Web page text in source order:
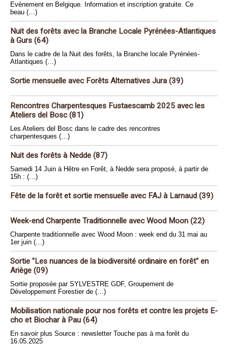
Evènement en Belgique. Information et inscription gratuite. Ce
beau (…)
Nuit des forêts avec la Branche Locale Pyrénées-Atlantiques
à Gurs (64)
Dans le cadre de la Nuit des forêts, la Branche locale Pyrénées-
Atlantiques (…)
Sortie mensuelle avec Forêts Alternatives Jura (39)
Rencontres Charpentesques Fustaescamb 2025 avec les
Ateliers del Bosc (81)
Les Ateliers del Bosc dans le cadre des rencontres
charpentesques (…)
Nuit des forêts à Nedde (87)
Samedi 14 Juin à Hêtre en Forêt, à Nedde sera proposé, à partir de
15h : (…)
Fête de la forêt et sortie mensuelle avec FAJ à Larnaud (39)
Week-end Charpente Traditionnelle avec Wood Moon (22)
Charpente traditionnelle avec Wood Moon : week end du 31 mai au
1er juin (…)
Sortie "Les nuances de la biodiversité ordinaire en forêt" en
Ariège (09)
Sortie proposée par SYLVESTRE GDF, Groupement de
Développement Forestier de (…)
Mobilisation nationale pour nos forêts et contre les projets E-
cho et Biochar à Pau (64)
En savoir plus Source : newsletter Touche pas à ma forêt du
16.05.2025